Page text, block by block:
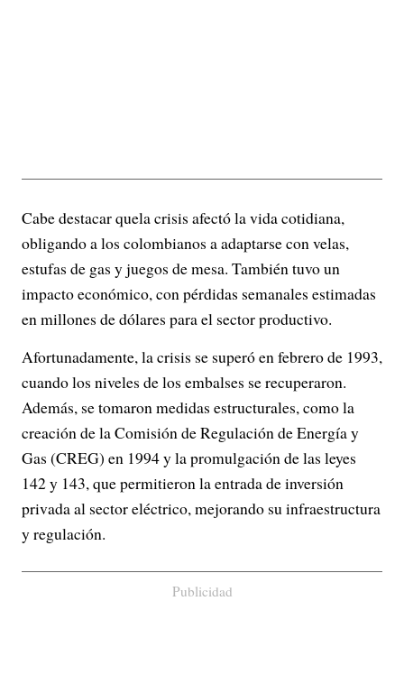
Cabe destacar quela crisis afectó la vida cotidiana,
obligando a los colombianos a adaptarse con velas,
estufas de gas y juegos de mesa. También tuvo un
impacto económico, con pérdidas semanales estimadas
en millones de dólares para el sector productivo.
Afortunadamente, la crisis se superó en febrero de 1993,
cuando los niveles de los embalses se recuperaron.
Además, se tomaron medidas estructurales, como la
creación de la Comisión de Regulación de Energía y
Gas (CREG) en 1994 y la promulgación de las leyes
142 y 143, que permitieron la entrada de inversión
privada al sector eléctrico, mejorando su infraestructura
y regulación.
Publicidad